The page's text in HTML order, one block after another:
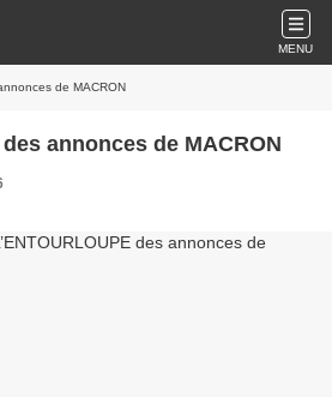
MENU
de MACRON
des annonces de MACRON